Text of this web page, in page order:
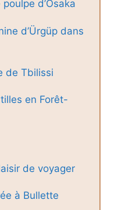
d’Osaka
d’Ürgüp dans
de Tbilissi
en Forêt-
de voyager
à Bullette